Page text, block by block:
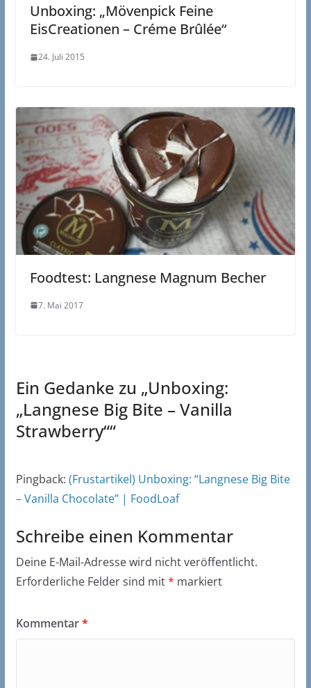
Unboxing: „Mövenpick Feine
EisCreationen – Créme Brûlée“
24. Juli 2015
Foodtest: Langnese Magnum Becher
7. Mai 2017
Ein Gedanke zu „Unboxing:
„Langnese Big Bite – Vanilla
Strawberry““
Pingback: (Frustartikel) Unboxing: “Langnese Big Bite
– Vanilla Chocolate” | FoodLoaf
Schreibe einen Kommentar
Deine E-Mail-Adresse wird nicht veröffentlicht.
Erforderliche Felder sind mit* markiert
Kommentar*